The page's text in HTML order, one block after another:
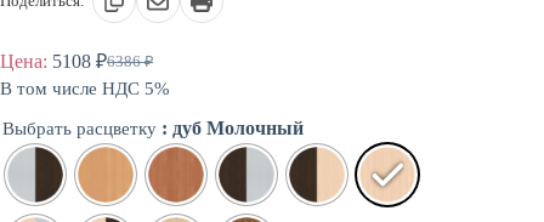
Цена: 6386₽
Первоначальная
цена
6386 ₽.
5108 ₽Текущая
цена:
В том числе НДС 5%
Выбрать расцветку : дуб Молочный